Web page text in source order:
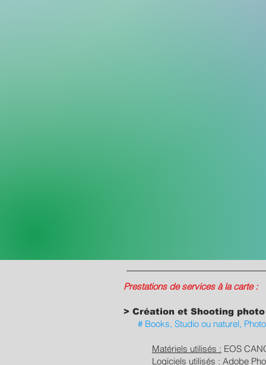
Prestations de services à la carte :
> Création et Shooting photo
# Books, Studio ou naturel,
Matériels utilisés : EOS
Logiciels utilisés : Adobe